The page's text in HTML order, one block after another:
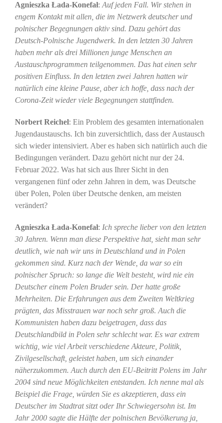
Agnieszka Łada-Konefał:Auf jeden Fall. Wir stehen in
engem Kontakt mit allen, die im Netzwerk deutscher und
polnischer Begegnungen aktiv sind. Dazu gehört das
Deutsch-Polnische Jugendwerk. In den letzten 30 Jahren
haben mehr als drei Millionen junge Menschen an
Austauschprogrammen teilgenommen. Das hat einen sehr
positiven Einfluss. In den letzten zwei Jahren hatten wir
natürlich eine kleine Pause, aber ich hoffe, dass nach der
Corona-Zeit wieder viele Begegnungen stattfinden.
Norbert Reichel: Ein Problem des gesamten internationalen
Jugendaustauschs. Ich bin zuversichtlich, dass der Austausch
sich wieder intensiviert. Aber es haben sich natürlich auch die
Bedingungen verändert. Dazu gehört nicht nur der 24.
Februar 2022. Was hat sich aus Ihrer Sicht in den
vergangenen fünf oder zehn Jahren in dem, was Deutsche
über Polen, Polen über Deutsche denken, am meisten
verändert?
Agnieszka Łada-Konefał: Ich spreche lieber von den letzten
30 Jahren. Wenn man diese Perspektive hat, sieht man sehr
deutlich, wie nah wir uns in Deutschland und in Polen
gekommen sind. Kurz nach der Wende, da war so ein
polnischer Spruch: so lange die Welt besteht, wird nie ein
Deutscher einem Polen Bruder sein. Der hatte große
Mehrheiten. Die Erfahrungen aus dem Zweiten Weltkrieg
prägten, das Misstrauen war noch sehr groß. Auch die
Kommunisten haben dazu beigetragen, dass das
Deutschlandbild in Polen sehr schlecht war. Es war extrem
wichtig, wie viel Arbeit verschiedene Akteure, Politik,
Zivilgesellschaft, geleistet haben, um sich einander
näherzukommen. Auch durch den EU-Beitritt Polens im Jahr
2004 sind neue Möglichkeiten entstanden. Ich nenne mal als
Beispiel die Frage, würden Sie es akzeptieren, dass ein
Deutscher im Stadtrat sitzt oder Ihr Schwiegersohn ist. Im
Jahr 2000 sagte die Hälfte der polnischen Bevölkerung ja,